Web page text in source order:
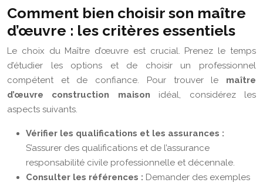
Comment bien choisir son maître
d’œuvre : les critères essentiels
Le choix du Maître d’œuvre est crucial. Prenez le temps
d’étudier les options et de choisir un professionnel
compétent et de confiance. Pour trouver le maître
d’œuvre construction maison idéal, considérez les
aspects suivants.
Vérifier les qualifications et les assurances :
S’assurer des qualifications et de l’assurance
responsabilité civile professionnelle et décennale.
Consulter les références : Demander des exemples